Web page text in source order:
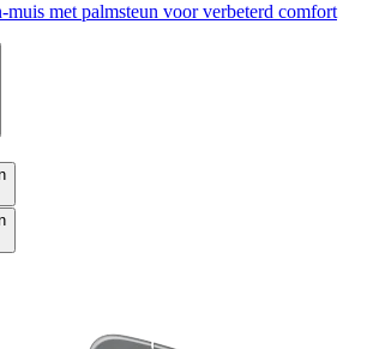
met palmsteun voor verbeterd comfort